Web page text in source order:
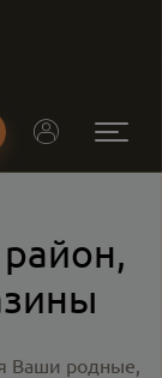
Ваши родные,